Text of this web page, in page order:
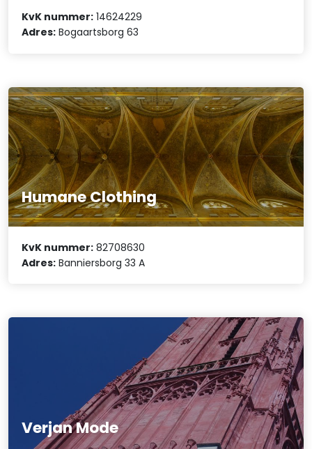
KvK nummer: 14624229
Adres: Bogaartsborg 63
Humane Clothing
KvK nummer: 82708630
Adres: Banniersborg 33 A
Verjan Mode